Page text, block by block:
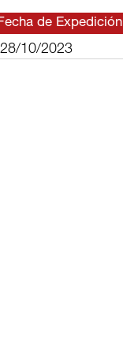
de Expedición
28/10/2023